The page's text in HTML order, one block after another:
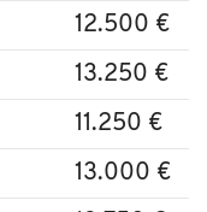
12.500 €
13.250 €
11.250 €
13.000 €